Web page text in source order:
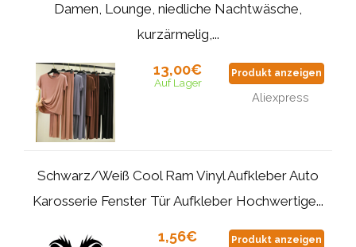
Damen, Lounge, niedliche Nachtwäsche,
kurzärmelig,...
13,00€
Auf Lager
Produkt anzeigen
Aliexpress
Schwarz/Weiß Cool Ram Vinyl Aufkleber Auto
Karosserie Fenster Tür Aufkleber Hochwertige...
1,56€ Produkt anzeigen